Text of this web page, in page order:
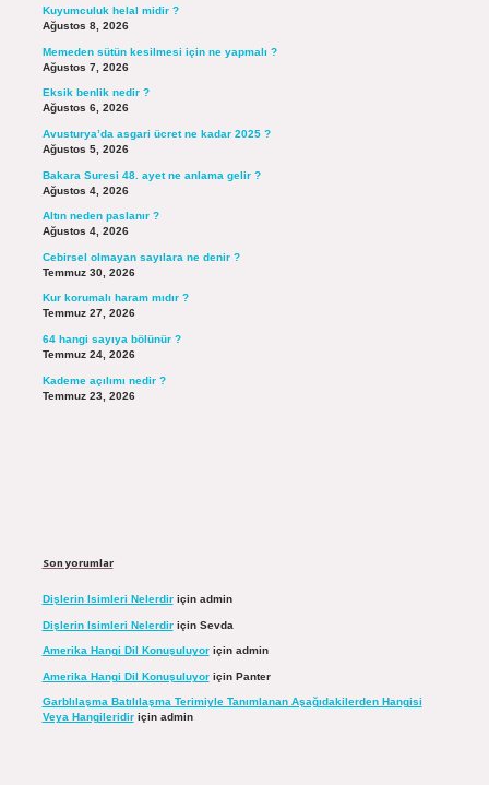
Kuyumculuk helal midir ?
Ağustos 8, 2026
Memeden sütün kesilmesi için ne yapmalı ?
Ağustos 7, 2026
Eksik benlik nedir ?
Ağustos 6, 2026
Avusturya’da asgari ücret ne kadar 2025 ?
Ağustos 5, 2026
Bakara Suresi 48. ayet ne anlama gelir ?
Ağustos 4, 2026
Altın neden paslanır ?
Ağustos 4, 2026
Cebirsel olmayan sayılara ne denir ?
Temmuz 30, 2026
Kur korumalı haram mıdır ?
Temmuz 27, 2026
64 hangi sayıya bölünür ?
Temmuz 24, 2026
Kademe açılımı nedir ?
Temmuz 23, 2026
Son yorumlar
Dişlerin Isimleri Nelerdiriçin admin
Dişlerin Isimleri Nelerdiriçin Sevda
Amerika Hangi Dil Konuşuluyoriçin admin
Amerika Hangi Dil Konuşuluyoriçin Panter
Garblılaşma Batılılaşma Terimiyle Tanımlanan Aşağıdakilerden Hangisi
Veya Hangileridiriçin admin